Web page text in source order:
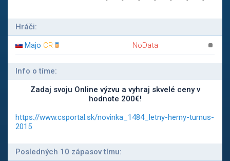
Hráči:
Majo CR NoData
Info o tíme:
Zadaj svoju Online výzvu a vyhraj skvelé ceny v
hodnote 200€!
https://www.csportal.sk/novinka_1484_letny-herny-turnus-
2015
Posledných 10 zápasov tímu: